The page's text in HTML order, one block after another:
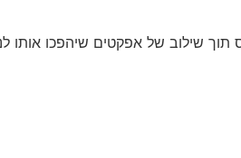
שילוב של אפקטים שיהפכו אותו